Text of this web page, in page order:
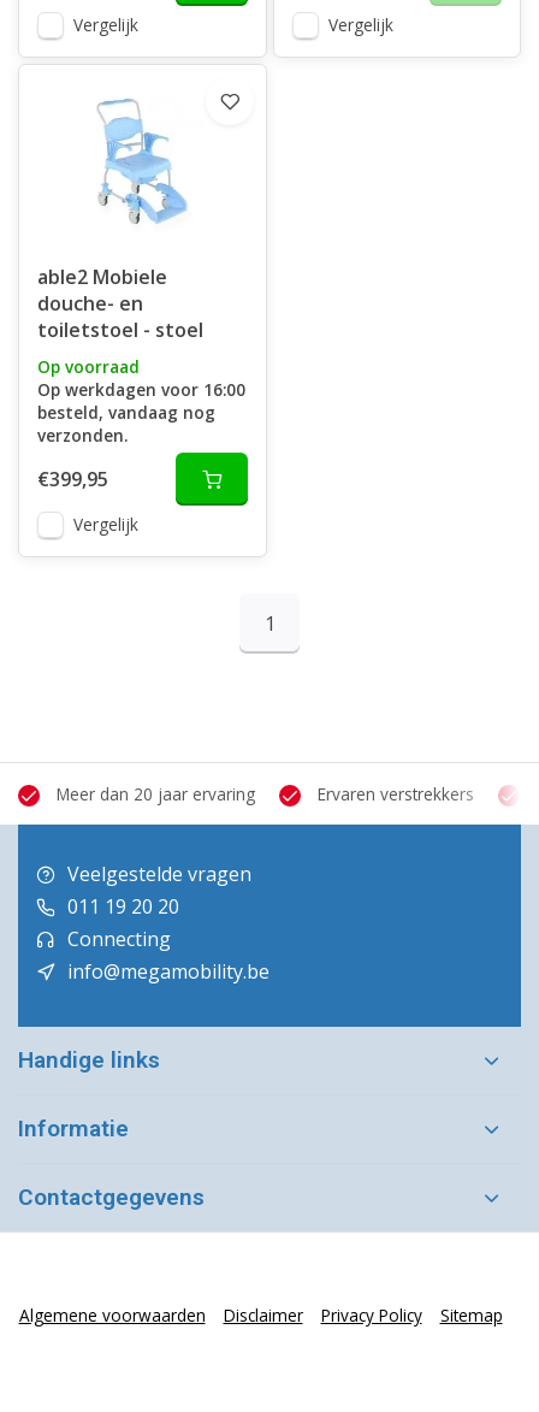
Vergelijk Vergelijk
able2 Mobiele
douche- en
toiletstoel - stoel
Op voorraad
Op werkdagen voor 16:00
besteld, vandaag nog
verzonden.
€399,95
Vergelijk
1
Meer dan 20 jaar ervaring Ervaren verstrekkers
Veelgestelde vragen
011 19 20 20
Connecting
info@megamobility.be
Handige links
Informatie
Contactgegevens
Algemene voorwaarden Disclaimer Privacy Policy Sitemap